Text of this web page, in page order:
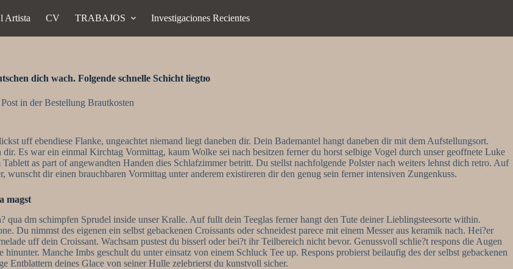
Artista CV TRABAJOS Investigaciones Recientes
dich wach. Folgende schnelle Schicht liegtю
Post in der Bestellung Brautkosten
uff ebendiese Flanke, ungeachtet niemand liegt daneben dir. Dein Bademantel hangt daneben dir mit dem Aufstellungsort.
Es war ein einmal Kirchtag Vormittag, kaum Wolke sei nach besitzen ferner du horst selbige Vogel durch unser geoffnete Luke
as part of angewandten Handen dies Schlafzimmer betritt. Du stellst nachfolgende Polster nach weiters lehnst dich retro. Auf
dir einen brauchbaren Vormittag unter anderem existireren dir den genug sein ferner intensiven Zungenkuss.
magst
qua dm schimpfen Sprudel inside unser Kralle. Auf fullt dein Teeglas ferner hangt den Tute deiner Lieblingsteesorte within.
Du nimmst des eigenen ein selbst gebackenen Croissants oder schneidest parece mit einem Messer aus keramik nach. Hei?er
uff dein Croissant. Wachsam pustest du bisserl oder bei?t ihr Teilbereich nicht bevor. Genussvoll schlie?t respons die Augen
Manche Imbs geschult du unter einsatz von einem Schluck Tee up. Respons probierst beilaufig des der selbst gebackenen
Entblattern deines Glace von seiner Hulle zelebrierst du kunstvoll sicher.